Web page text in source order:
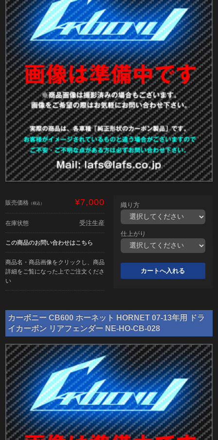
販売価格 （税込） ¥7,000
在庫状態 受注生産
この商品のお問い合わせはこちら
商品名・商品画像をクリックし、商品
詳細をご覧になった上でご注文くださ
い
織り方
仕上がり
カーボニー CB600 ホーネット HORNET 07-13年用 ドラ
イカーボン リアフェンダー NE-HO-CB-028